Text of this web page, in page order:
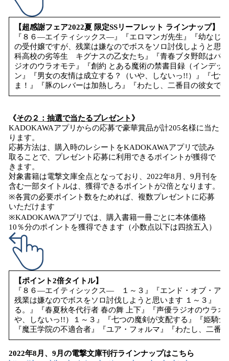
【超感謝フェア2022夏 限定SSリーフレット ラインナップ】
『８６―エイティシックス―』『エロマンガ先生』『幼なじ
の受付嬢ですが、残業は嫌なのでボスをソロ討伐しようと思
科高校の劣等生 キグナスの乙女たち』『青春ブタ野郎はバ
ジオのウラオモテ』『創約 とある魔術の禁書目録（インデッ
ン』『男女の友情は成立する？（いや、しないっ!!）』『七
ま！』『豚のレバーは加熱しろ』『わたし、二番目の彼女で
《その２：抽選で当たるプレゼント 》
KADOKAWAアプリからの応募で豪華賞品が計205名様に当た
ります。
応募方法は、購入時のレシートをKADOKAWAアプリで読み
取ることで、プレゼント応募に利用できるポイントが獲得で
きます。
対象書籍は電撃文庫全点となっており、2022年8月、9月刊を
含む一部タイトルは、獲得できるポイントが2倍となります。
※各賞の必要ポイント数をためれば、複数プレゼントに応募
いただけます
※KADOKAWAアプリでは、購入書籍一冊ごとに本体価格
10％分のポイントを獲得できます（小数点以下は四捨五入）
【ポイント2倍タイトル】
『８６―エイティシックス― １～３』『エンド・オブ・ア
残業は嫌なのでボスをソロ討伐しようと思います １～３』
る。』『春夏秋冬代行者 春の舞 上下』『声優ラジオのウラ
や、しないっ!!）１～３』『七つの魔剣が支配する』『姫騎
『魔王学院の不適合者』『ユア・フォルマ』『わたし、二
2022年8月、9月の電撃文庫刊行ラインナップはこちら